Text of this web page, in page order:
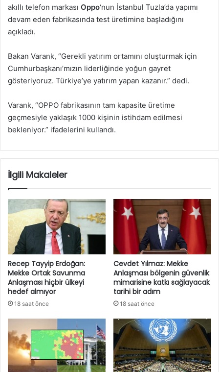
akıllı telefon markası Oppo‘nun İstanbul Tuzla’da yapımı
devam eden fabrikasında test üretimine başladığını
açıkladı.
Bakan Varank, “Gerekli yatırım ortamını oluşturmak için
Cumhurbaşkanı’mızın liderliğinde yoğun gayret
gösteriyoruz. Türkiye’ye yatırım yapan kazanır.” dedi.
Varank, “OPPO fabrikasının tam kapasite üretime
geçmesiyle yaklaşık 1000 kişinin istihdam edilmesi
bekleniyor.” ifadelerini kullandı.
İlgili Makaleler
Recep Tayyip Erdoğan:
Mekke Ortak Savunma
Anlaşması hiçbir ülkeyi
hedef almıyor
18 saat önce
Cevdet Yılmaz: Mekke
Anlaşması bölgenin güvenlik
mimarisine katkı sağlayacak
tarihi bir adım
18 saat önce